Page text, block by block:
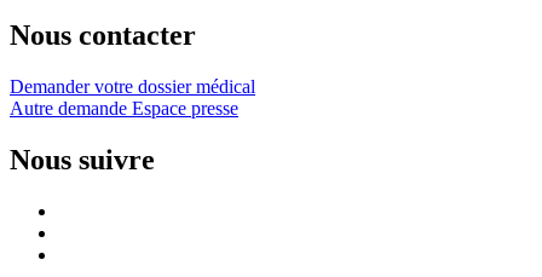
Nous contacter
Demander votre dossier médical
Autre demande Espace presse
Nous suivre